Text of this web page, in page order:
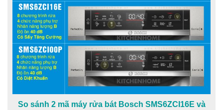
So sánh 2 mã máy rửa bát Bosch SMS6ZCI16E và